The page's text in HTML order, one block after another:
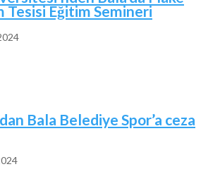
Tesisi Eğitim Semineri
Bala Belediye Spor’a ceza